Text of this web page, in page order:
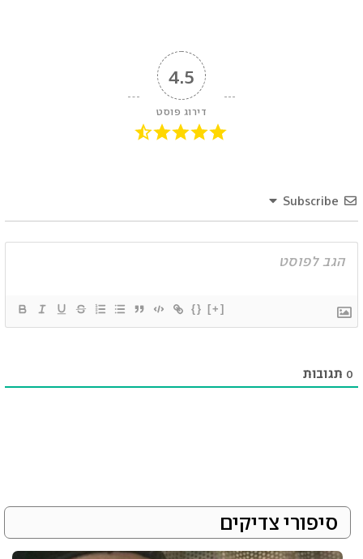
4.5
דירוג פוסט
Subscribe
{} [+]
0 תגובות
סיפורי צדיקים